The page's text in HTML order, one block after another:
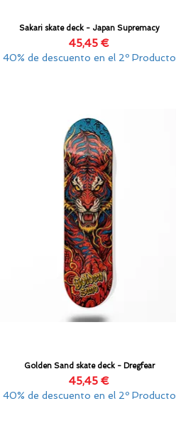
Vista rápida
Sakari skate deck - Japan Supremacy
Precio
45,45 €
40% de descuento en el 2º Producto
Vista rápida
Golden Sand skate deck - Dregfear
Precio
45,45 €
40% de descuento en el 2º Producto